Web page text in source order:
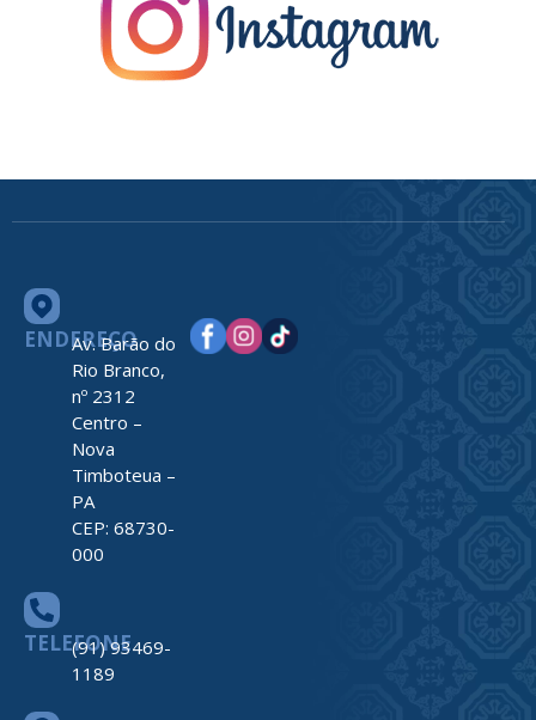
ENDEREÇO
Av. Barão do
Rio Branco,
nº 2312
Centro –
Nova
Timboteua –
PA
CEP: 68730-
000
TELEFONE
(91) 93469-
1189